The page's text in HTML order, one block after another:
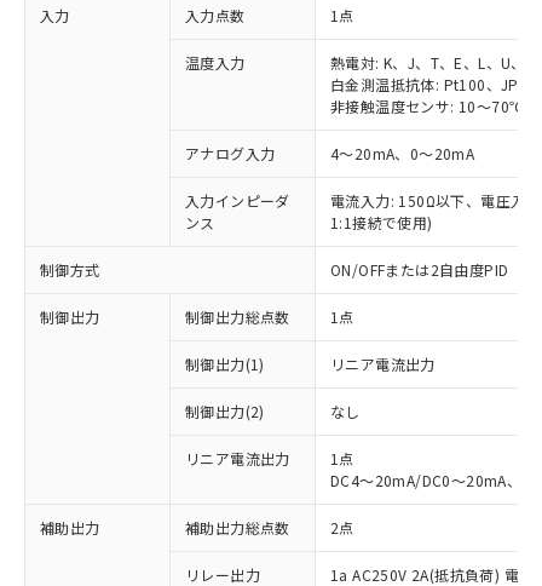
入力 入力点数 1点
温度入力
熱電対: K、J、T、E、L、U、
白金測温抵抗体: Pt100、
非接触温度センサ: 10～70℃
アナログ入力 4～20mA、0～20mA
入力インピーダ
ンス
電流入力: 150Ω以下、電圧入
1:1接続で使用)
制御方式 ON/OFFまたは2自由度PID（
制御出力 制御出力総点数 1点
制御出力(1) リニア電流出力
制御出力(2) なし
リニア電流出力
1点
DC4～20mA/DC0～20mA、
補助出力 補助出力総点数 2点
リレー出力 1a AC250V 2A(抵抗負荷) 電